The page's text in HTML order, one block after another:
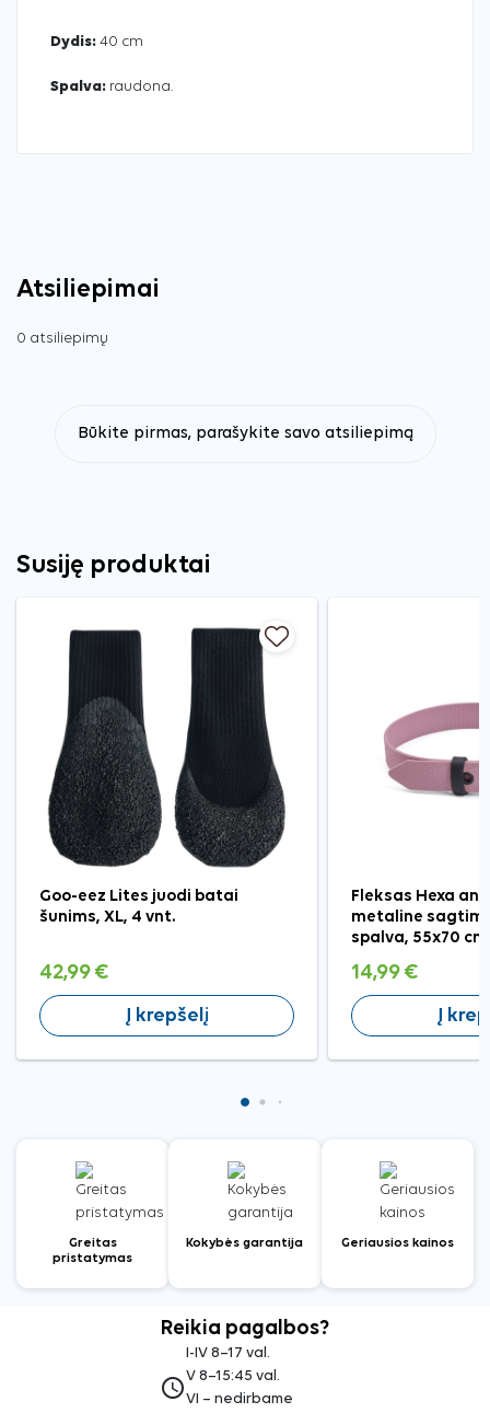
Dydis: 40 cm
Spalva: raudona.
Atsiliepimai
0 atsiliepimų
Būkite pirmas, parašykite savo atsiliepimą
Susiję produktai
Goo-eez Lites juodi batai
šunims, XL, 4 vnt.
42,99 €
Į krepšelį
Fleksas Hexa
metaline
spalva, 55x70 cm
14,99 €
Į
Greitas
pristatymas
Kokybės garantija Geriausios kainos
Reikia pagalbos?
access_time
I-IV 8–17 val.
V 8–15:45 val.
VI – nedirbame